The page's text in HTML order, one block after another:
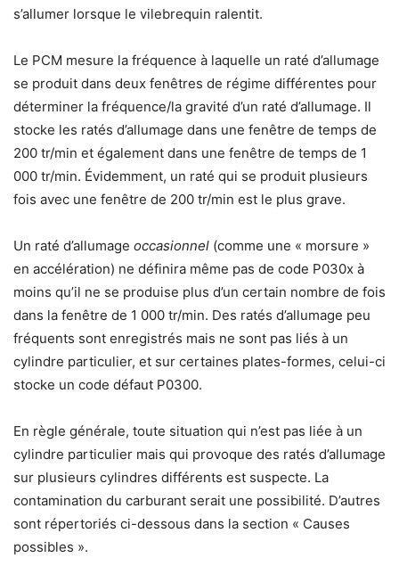
s’allumer lorsque le vilebrequin ralentit.
Le PCM mesure la fréquence à laquelle un raté d’allumage
se produit dans deux fenêtres de régime différentes pour
déterminer la fréquence/la gravité d’un raté d’allumage. Il
stocke les ratés d’allumage dans une fenêtre de temps de
200 tr/min et également dans une fenêtre de temps de 1
000 tr/min. Évidemment, un raté qui se produit plusieurs
fois avec une fenêtre de 200 tr/min est le plus grave.
Un raté d’allumage occasionnel (comme une « morsure »
en accélération) ne définira même pas de code P030x à
moins qu’il ne se produise plus d’un certain nombre de fois
dans la fenêtre de 1 000 tr/min. Des ratés d’allumage peu
fréquents sont enregistrés mais ne sont pas liés à un
cylindre particulier, et sur certaines plates-formes, celui-ci
stocke un code défaut P0300.
En règle générale, toute situation qui n’est pas liée à un
cylindre particulier mais qui provoque des ratés d’allumage
sur plusieurs cylindres différents est suspecte. La
contamination du carburant serait une possibilité. D’autres
sont répertoriés ci-dessous dans la section « Causes
possibles ».